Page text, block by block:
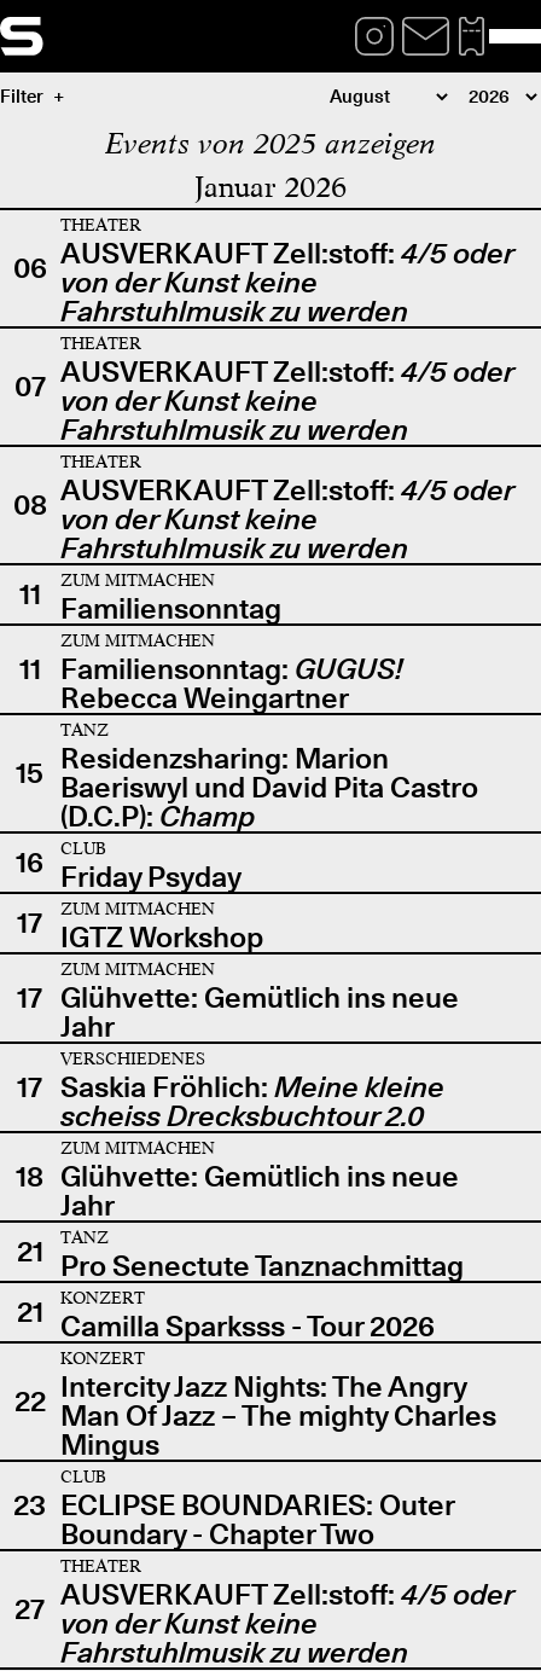
Filter
Events von 2025 anzeigen
Januar 2026
06
THEATER
AUSVERKAUFT Zell:stoff: 4/5 oder
von der Kunst keine
Fahrstuhlmusik zu werden
07
THEATER
AUSVERKAUFT Zell:stoff: 4/5 oder
von der Kunst keine
Fahrstuhlmusik zu werden
08
THEATER
AUSVERKAUFT Zell:stoff: 4/5 oder
von der Kunst keine
Fahrstuhlmusik zu werden
11
ZUM MITMACHEN
Familiensonntag
11
ZUM MITMACHEN
Familiensonntag: GUGUS!
Rebecca Weingartner
15
TANZ
Residenzsharing: Marion
Baeriswyl und David Pita Castro
(D.C.P): Champ
16
CLUB
Friday Psyday
17
ZUM MITMACHEN
IGTZ Workshop
17
ZUM MITMACHEN
Glühvette: Gemütlich ins neue
Jahr
17
VERSCHIEDENES
Saskia Fröhlich: Meine kleine
scheiss Drecksbuchtour 2.0
18
ZUM MITMACHEN
Glühvette: Gemütlich ins neue
Jahr
21
TANZ
Pro Senectute Tanznachmittag
21
KONZERT
Camilla Sparksss - Tour 2026
22
KONZERT
Intercity Jazz Nights: The Angry
Man Of Jazz – The mighty Charles
Mingus
23
CLUB
ECLIPSE BOUNDARIES: Outer
Boundary - Chapter Two
27
THEATER
AUSVERKAUFT Zell:stoff: 4/5 oder
von der Kunst keine
Fahrstuhlmusik zu werden